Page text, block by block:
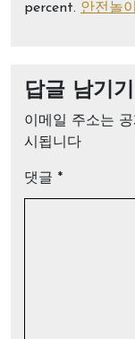
percent. 안전놀
답글 남기기
이메일 주소는
시됩니다
댓글 *